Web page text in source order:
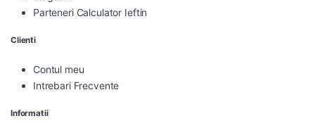
Parteneri Calculator Ieftin
Clienti
Contul meu
Intrebari Frecvente
Informatii